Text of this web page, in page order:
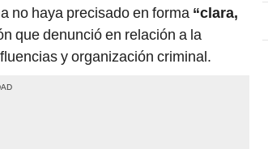
no haya precisado en forma “clara,
que denunció en relación a la
y organización criminal.